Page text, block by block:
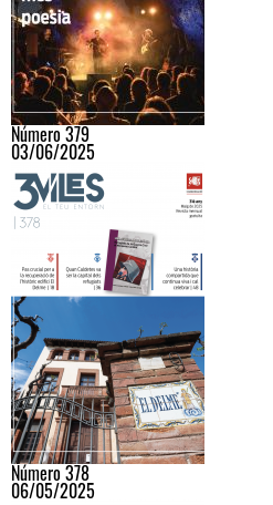
Número 379
03/06/2025
Número 378
06/05/2025